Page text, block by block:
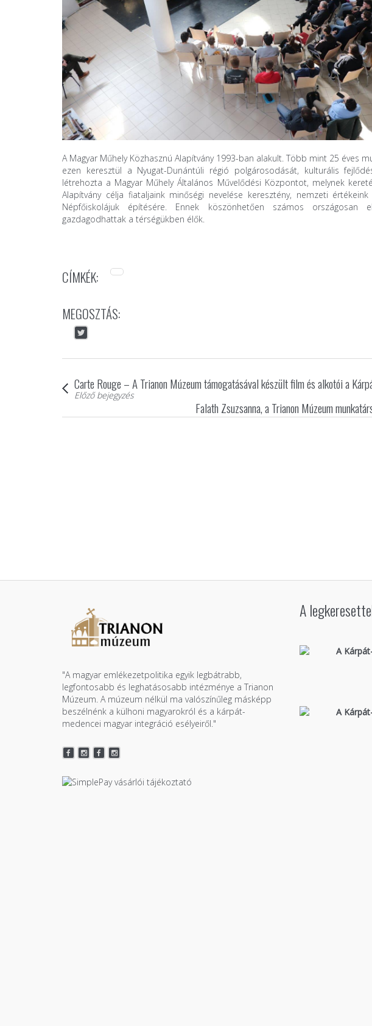
A Magyar Műhely Közhasznú Alapítvány 1993-ban alakult. Több mint 25 éves
ezen keresztül a Nyugat-Dunántúli régió polgárosodását, kulturális
létrehozta a Magyar Műhely Általános Művelődési Központot, melynek
Alapítvány célja fiataljaink minőségi nevelése keresztény, nemzeti
Népfőiskolájuk építésére. Ennek köszönhetően számos országosan
gazdagodhattak a térségükben élők.
CÍMKÉK:
MEGOSZTÁS:
Carte Rouge – A Trianon Múzeum támogatásával készült film és alkotói a
Előző bejegyzés
Falath Zsuzsanna, a Trianon Múzeum
"A magyar emlékezetpolitika egyik legbátrabb,
legfontosabb és leghatásosabb intézménye a Trianon
Múzeum. A múzeum nélkül ma valószínűleg másképp
beszélnénk a külhoni magyarokról és a kárpát-
medencei magyar integráció esélyeiről."
A
A
A